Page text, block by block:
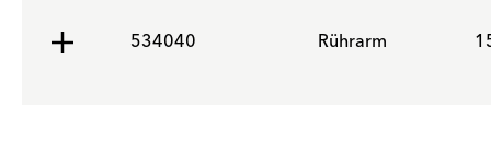
534040 Rührarm